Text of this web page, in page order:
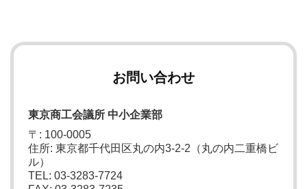
お問い合わせ
東京商工会議所 中小企業部
〒: 100-0005
住所: 東京都千代田区丸の内3-2-2（丸の内二重橋ビ
ル）
TEL: 03-3283-7724